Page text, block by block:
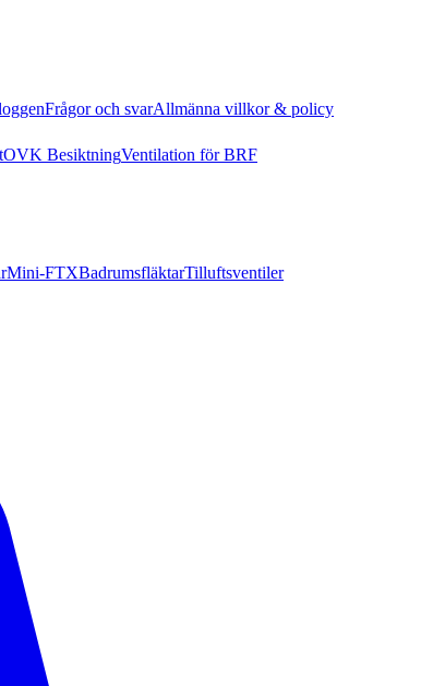
Frågor och svarAllmänna villkor & policy
OVK BesiktningVentilation för BRF
Mini-FTXBadrumsfläktarTilluftsventiler